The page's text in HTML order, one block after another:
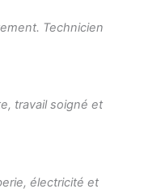
Technicien
travail soigné et
électricité et